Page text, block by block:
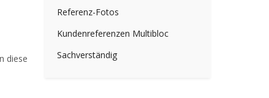
diese
Referenz-Fotos
Kundenreferenzen Multibloc
Sachverständig